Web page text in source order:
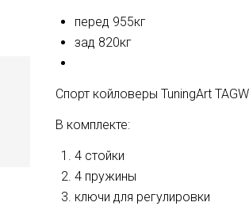
перед 955кг
зад 820кг
Спорт койловеры TuningArt
В комплекте:
4 стойки
4 пружины
ключи для регулировки